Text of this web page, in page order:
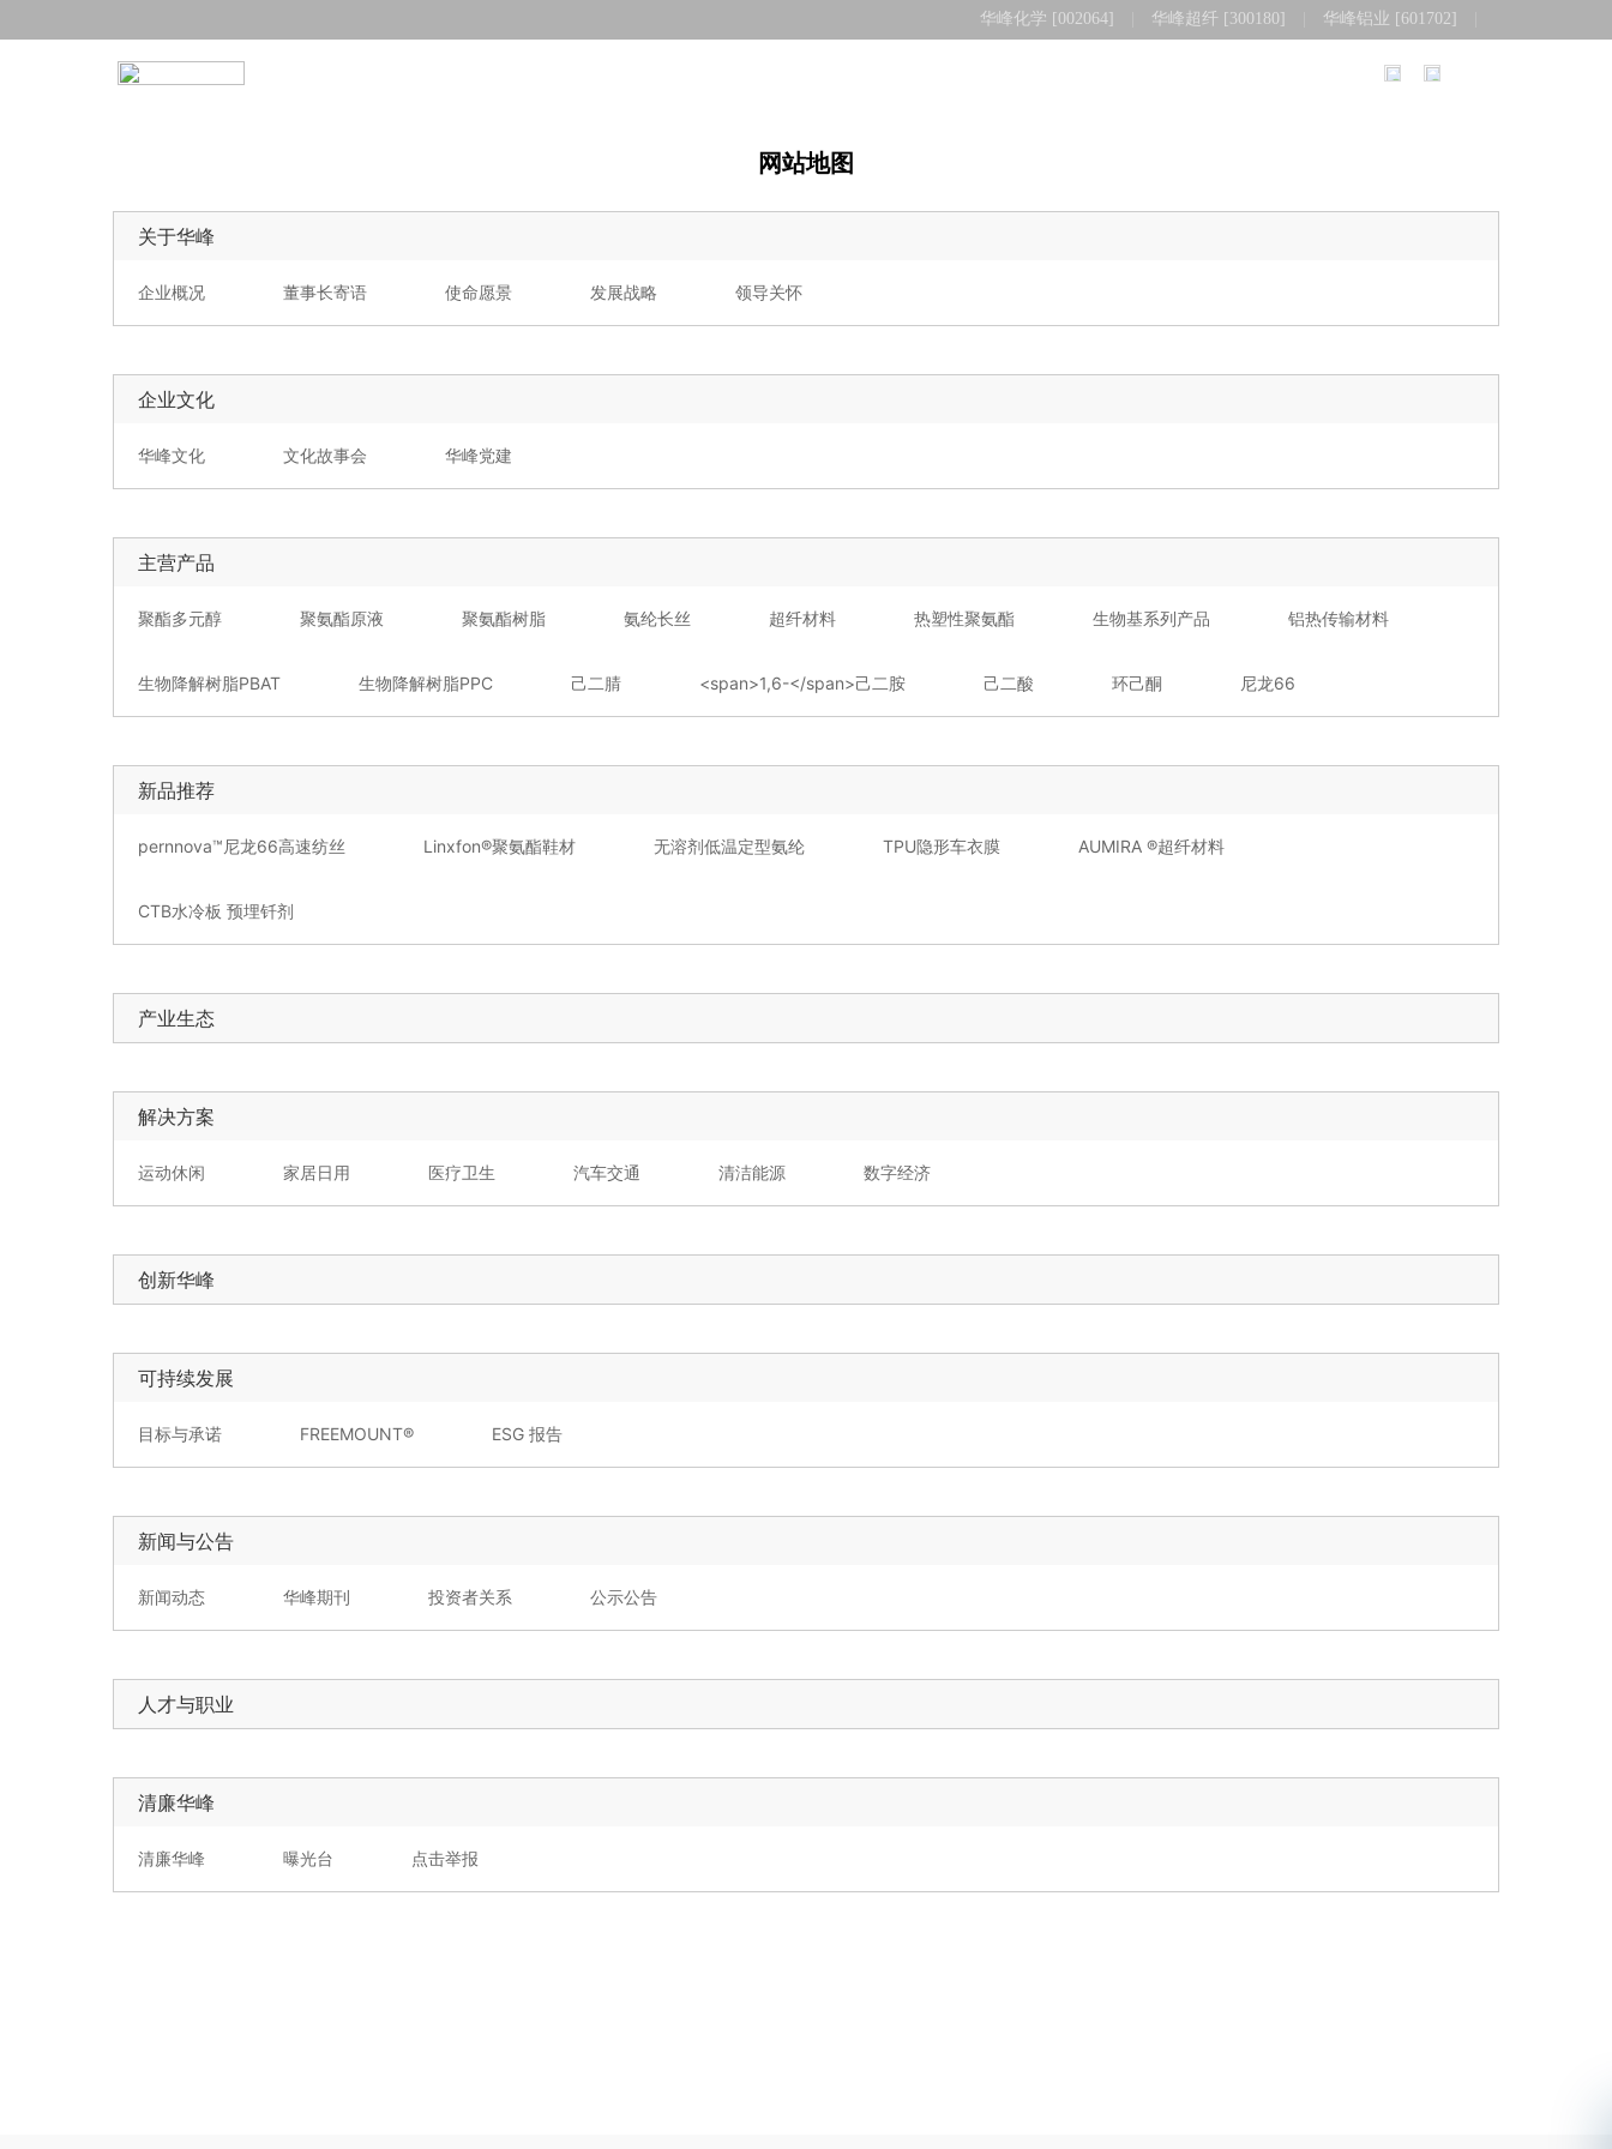
华峰化学 [002064] 华峰超纤 [300180] 华峰铝业 [601702]
网站地图
关于华峰
企业概况 董事长寄语 使命愿景 发展战略 领导关怀
企业文化
华峰文化 文化故事会 华峰党建
主营产品
聚酯多元醇 聚氨酯原液 聚氨酯树脂 氨纶长丝 超纤材料 热塑性聚氨酯 生物基系列产品 铝热传输材料
生物降解树脂PBAT 生物降解树脂PPC 己二腈 <span>1,6-</span>己二胺 己二酸 环己酮 尼龙66
新品推荐
pernnova™尼龙66高速纺丝 Linxfon®聚氨酯鞋材 无溶剂低温定型氨纶 TPU隐形车衣膜 AUMIRA ®超纤材料
CTB水冷板 预埋钎剂
产业生态
解决方案
运动休闲 家居日用 医疗卫生 汽车交通 清洁能源 数字经济
创新华峰
可持续发展
目标与承诺 FREEMOUNT® ESG 报告
新闻与公告
新闻动态 华峰期刊 投资者关系 公示公告
人才与职业
清廉华峰
清廉华峰 曝光台 点击举报